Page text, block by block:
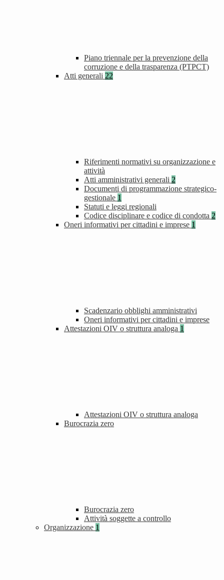
Piano triennale per la prevenzione della
corruzione e della trasparenza (PTPCT)
Atti generali 22
Riferimenti normativi su organizzazione e
attività
Atti amministrativi generali 2
Documenti di programmazione strategico-
gestionale 1
Statuti e leggi regionali
Codice disciplinare e codice di condotta 2
Oneri informativi per cittadini e imprese 1
Scadenzario obblighi amministrativi
Oneri informativi per cittadini e imprese
Attestazioni OIV o struttura analoga 1
Attestazioni OIV o struttura analoga
Burocrazia zero
Burocrazia zero
Attività soggette a controllo
Organizzazione 1